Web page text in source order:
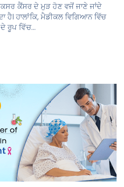
ਕੈਂਸਰ ਦੇ ਮੁੜ ਹੋਣ ਵਜੋਂ ਜਾਣੇ ਜਾਂਦੇ
ਹੈ। ਹਾਲਾਂਕਿ, ਮੈਡੀਕਲ ਵਿਗਿਆਨ ਵਿੱਚ
ਰੂਪ ਵਿੱਚ…